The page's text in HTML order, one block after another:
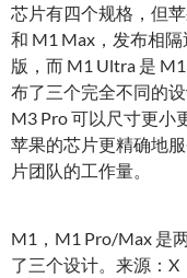
芯片有四个规格，但
和 M1 Max，发布相
版，而 M1 Ultra 是
布了三个完全不同的
M3 Pro 可以尺寸更小
苹果的芯片更精确地
片团队的工作量。
M1，M1 Pro/Max 是
了三个设计。来源：X